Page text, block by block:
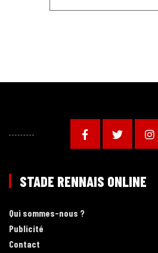
STADE RENNAIS ONLINE
Qui sommes-nous ?
Publicité
Contact